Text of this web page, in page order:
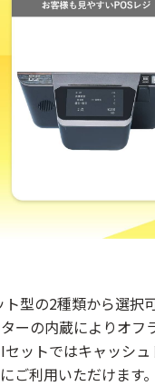
型の2種類から選択
ーの内蔵によりオ
ットではキャッシ
ご利用いただけます